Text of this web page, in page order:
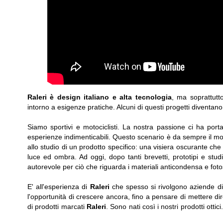
Raleri è design italiano e alta tecnologia, ma
intorno a esigenze pratiche. Alcuni di questi progetti
Siamo sportivi e motociclisti. La nostra passione ci ha
esperienze indimenticabili. Questo scenario è da sempre il
allo studio di un prodotto specifico: una visiera oscurante
luce ed ombra. Ad oggi, dopo tanti brevetti, prototipi e
autorevole per ciò che riguarda i materiali anticondensa e
E' all'esperienza di Raleri che spesso si rivolgono aziende
l'opportunità di crescere ancora, fino a pensare di mettere
di prodotti marcati Raleri . Sono nati così i nostri prodotti